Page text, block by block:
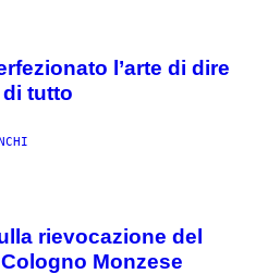
l’arte di dire
tutto
rievocazione del
Cologno Monzese